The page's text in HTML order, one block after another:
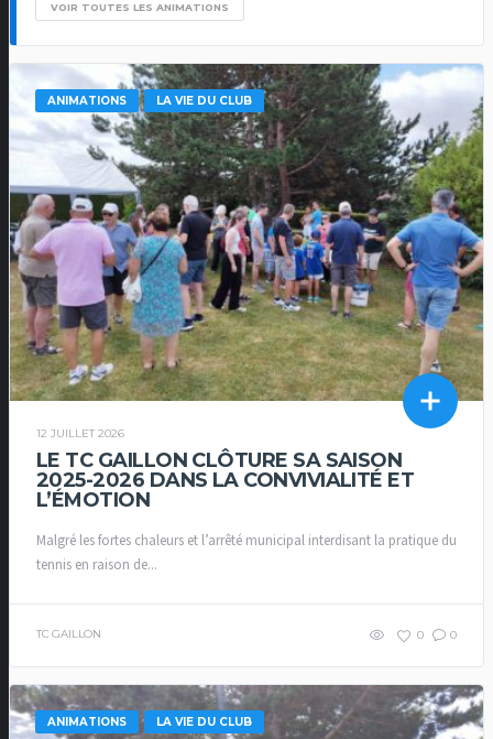
VOIR TOUTES LES ANIMATIONS
ANIMATIONS LA VIE DU CLUB
12 JUILLET 2026
LE TC GAILLON CLÔTURE SA SAISON
2025-2026 DANS LA CONVIVIALITÉ ET
L’ÉMOTION
Malgré les fortes chaleurs et l’arrêté municipal interdisant la pratique du
tennis en raison de...
TC GAILLON 0 0
ANIMATIONS LA VIE DU CLUB